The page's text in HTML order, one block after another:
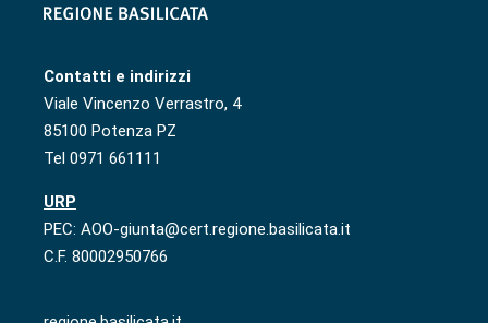
Contatti e indirizzi
Viale Vincenzo Verrastro, 4
85100 Potenza PZ
Tel 0971 661111
URP
PEC: AOO-giunta@cert.regione.basilicata.it
C.F. 80002950766